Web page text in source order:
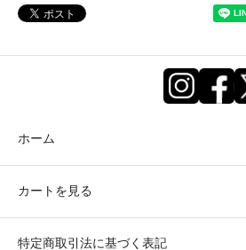
ホーム
カートを見る
特定商取引法に基づく表記